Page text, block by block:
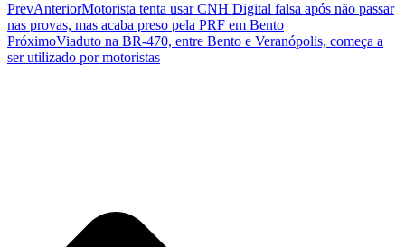
PrevAnteriorMotorista tenta usar CNH Digital falsa após não passar
nas provas, mas acaba preso pela PRF em Bento
PróximoViaduto na BR-470, entre Bento e Veranópolis, começa a
ser utilizado por motoristas